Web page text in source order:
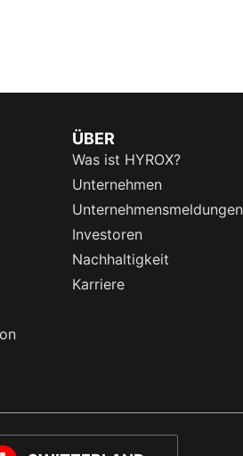
ÜBER
Was ist HYROX?
Unternehmen
Unternehmensmeldungen
Investoren
Nachhaltigkeit
Karriere